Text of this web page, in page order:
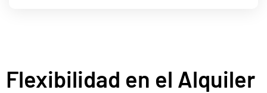
Flexibilidad en el Alquiler